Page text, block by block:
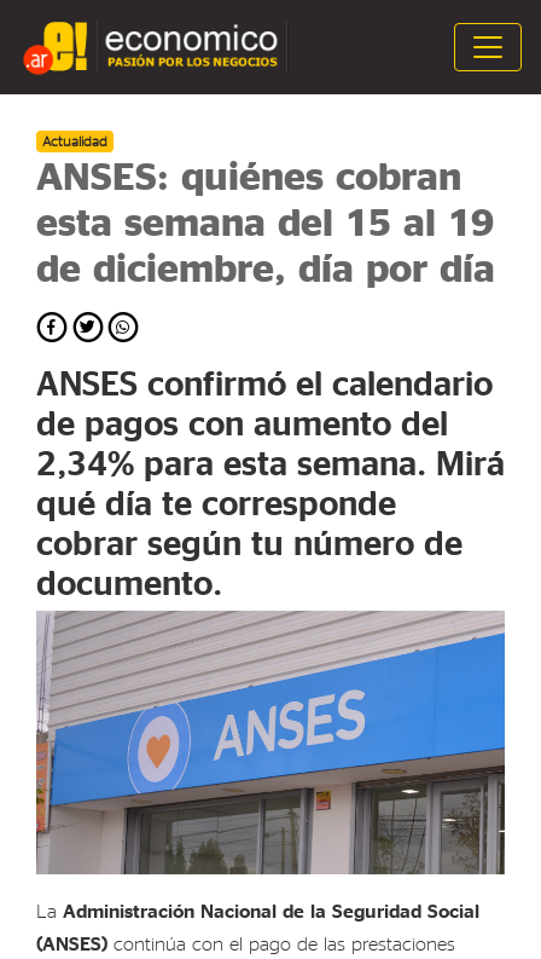
Actualidad
ANSES: quiénes cobran
esta semana del 15 al 19
de diciembre, día por día
ANSES confirmó el calendario
de pagos con aumento del
2,34% para esta semana. Mirá
qué día te corresponde
cobrar según tu número de
documento.
La Administración Nacional de la Seguridad Social
(ANSES) continúa con el pago de las prestaciones